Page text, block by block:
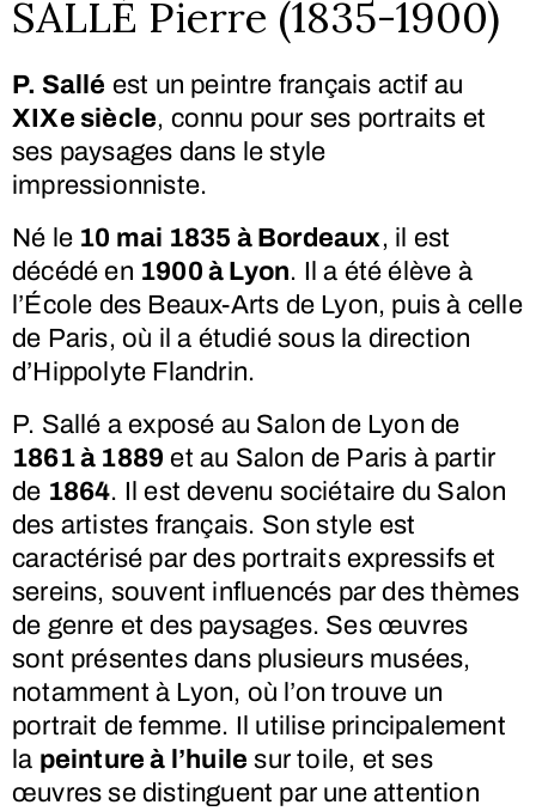
SALLÉ Pierre (1835-1900)
P. Sallé est un peintre français actif au
XIXe siècle, connu pour ses portraits et
ses paysages dans le style
impressionniste.
Né le 10 mai 1835 à Bordeaux, il est
décédé en 1900 à Lyon. Il a été élève à
l’École des Beaux-Arts de Lyon, puis à celle
de Paris, où il a étudié sous la direction
d’Hippolyte Flandrin.
P. Sallé a exposé au Salon de Lyon de
1861 à 1889 et au Salon de Paris à partir
de 1864. Il est devenu sociétaire du Salon
des artistes français. Son style est
caractérisé par des portraits expressifs et
sereins, souvent influencés par des thèmes
de genre et des paysages. Ses œuvres
sont présentes dans plusieurs musées,
notamment à Lyon, où l’on trouve un
portrait de femme. Il utilise principalement
la peinture à l’huile sur toile, et ses
œuvres se distinguent par une attention